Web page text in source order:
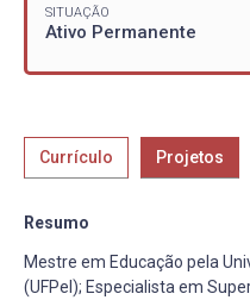
SITUAÇÃO
Ativo Permanente
Currículo Projetos
Resumo
Mestre em Educação pela
(UFPel); Especialista em